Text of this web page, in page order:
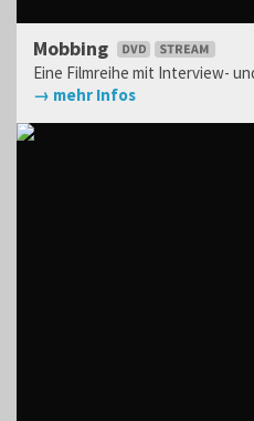
Mobbing
Eine Filmreihe mit Interview-
→ mehr Infos